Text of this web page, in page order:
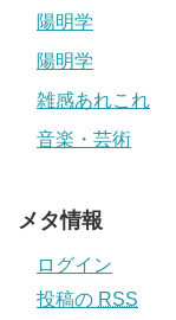
陽明学
陽明学
雑感あれこれ
音楽・芸術
メタ情報
ログイン
投稿の RSS